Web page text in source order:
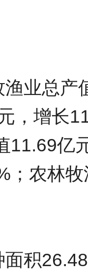
业总产
，增长
11.69亿
；农林
积